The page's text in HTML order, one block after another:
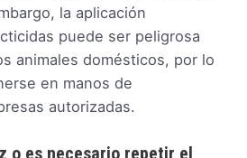
la aplicación
puede ser peligrosa
animales domésticos, por lo
en manos de
autorizadas.
o es necesario repetir el